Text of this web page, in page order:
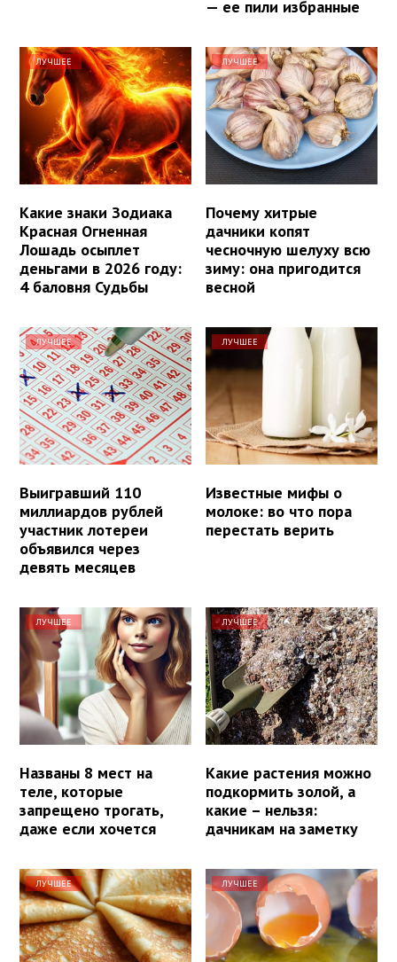
— ее пили избранные
ЛУЧШЕЕ
Какие знаки Зодиака
Красная Огненная
Лошадь осыплет
деньгами в 2026 году:
4 баловня Судьбы
ЛУЧШЕЕ
Почему хитрые
дачники копят
чесночную шелуху всю
зиму: она пригодится
весной
ЛУЧШЕЕ
Выигравший 110
миллиардов рублей
участник лотереи
объявился через
девять месяцев
ЛУЧШЕЕ
Известные мифы о
молоке: во что пора
перестать верить
ЛУЧШЕЕ
Названы 8 мест на
теле, которые
запрещено трогать,
даже если хочется
ЛУЧШЕЕ
Какие растения можно
подкормить золой, а
какие – нельзя:
дачникам на заметку
ЛУЧШЕЕ ЛУЧШЕЕ